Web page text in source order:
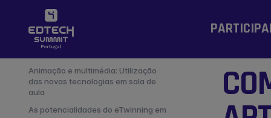
Animação e multimédia: Utilização
das novas tecnologias em sala de
aula
As potencialidades do eTwinning em